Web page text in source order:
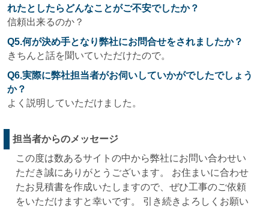
れたとしたらどんなことがご不安でしたか？
信頼出来るのか？
Q5.何が決め手となり弊社にお問合せをされましたか？
きちんと話を聞いていただけたので。
Q6.実際に弊社担当者がお伺いしていかがでしたでしょう
か？
よく説明していただけました。
担当者からのメッセージ
この度は数あるサイトの中から弊社にお問い合わせい
ただき誠にありがとうございます。 お住まいに合わせ
たお見積書を作成いたしますので、ぜひ工事のご依頼
をいただけますと幸いです。 引き続きよろしくお願い